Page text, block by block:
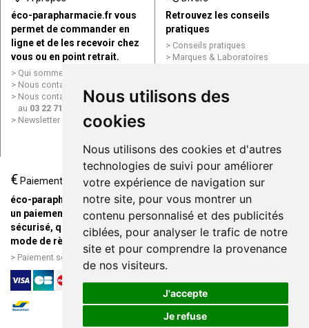
Nous utilisons des
cookies
Nous utilisons des cookies et d'autres
technologies de suivi pour améliorer
votre expérience de navigation sur
notre site, pour vous montrer un
contenu personnalisé et des publicités
ciblées, pour analyser le trafic de notre
site et pour comprendre la provenance
de nos visiteurs.
J'accepte
Je refuse
éco-parapharmacie.fr vous
permet de commander en
ligne et de les recevoir chez
vous ou en point retrait.
Qui sommes nous ?
Nous contacter par e-mail
Nous contacter par téléphone
au 03 22 71 64 10
Newsletter
Retrouvez les conseils
pratiques
Conseils pratiques
Marques & Laboratoires
Mentions légales
Données personnelles
ligne
€ Paiement
éco-parapharmacie.fr offre
un paiement entièrement
sécurisé, quel que soit le
mode de règlement
Paiement sécurisé et simple
Livraison / Point retrait
Commandez en ligne et
recevez votre commande
rapidement chez vous ou en
point retrait
Livraison chez vous ou en